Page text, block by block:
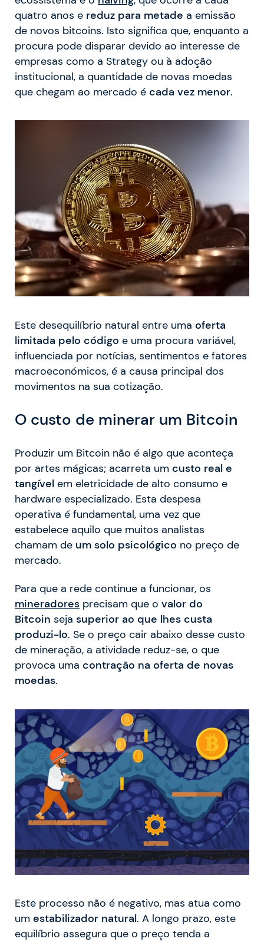
quatro anos e reduz para metade a emissão
de novos bitcoins. Isto significa que, enquanto a
procura pode disparar devido ao interesse de
empresas como a Strategy ou à adoção
institucional, a quantidade de novas moedas
que chegam ao mercado é cada vez menor.
Este desequilíbrio natural entre uma oferta
limitada pelo código e uma procura variável,
influenciada por notícias, sentimentos e fatores
macroeconómicos, é a causa principal dos
movimentos na sua cotização.
O custo de minerar um Bitcoin
Produzir um Bitcoin não é algo que aconteça
por artes mágicas; acarreta um custo real e
tangível em eletricidade de alto consumo e
hardware especializado. Esta despesa
operativa é fundamental, uma vez que
estabelece aquilo que muitos analistas
chamam de um solo psicológico no preço de
mercado.
Para que a rede continue a funcionar, os
mineradores precisam que o valor do
Bitcoin seja superior ao que lhes custa
produzi-lo. Se o preço cair abaixo desse custo
de mineração, a atividade reduz-se, o que
provoca uma contração na oferta de novas
moedas.
Este processo não é negativo, mas atua como
um estabilizador natural. A longo prazo, este
equilíbrio assegura que o preço tenda a